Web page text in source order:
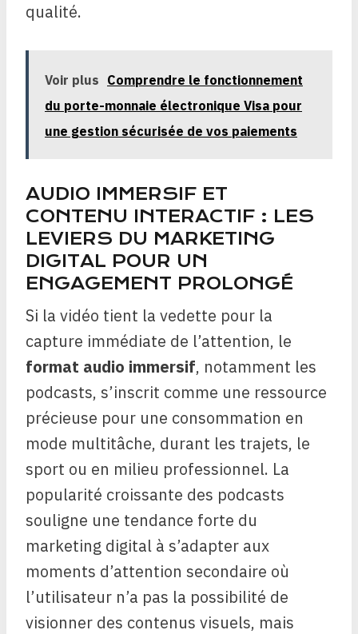
qualité.
Voir plus Comprendre le fonctionnement
du porte-monnaie électronique Visa pour
une gestion sécurisée de vos paiements
AUDIO IMMERSIF ET
CONTENU INTERACTIF : LES
LEVIERS DU MARKETING
DIGITAL POUR UN
ENGAGEMENT PROLONGÉ
Si la vidéo tient la vedette pour la
capture immédiate de l’attention, le
format audio immersif, notamment les
podcasts, s’inscrit comme une ressource
précieuse pour une consommation en
mode multitâche, durant les trajets, le
sport ou en milieu professionnel. La
popularité croissante des podcasts
souligne une tendance forte du
marketing digital à s’adapter aux
moments d’attention secondaire où
l’utilisateur n’a pas la possibilité de
visionner des contenus visuels, mais